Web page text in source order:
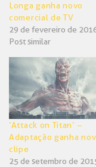
Longa ganha novo
comercial de TV
29 de fevereiro de
Post similar
‘Attack on Titan’ –
Adaptação ganha
clipe
25 de setembro de